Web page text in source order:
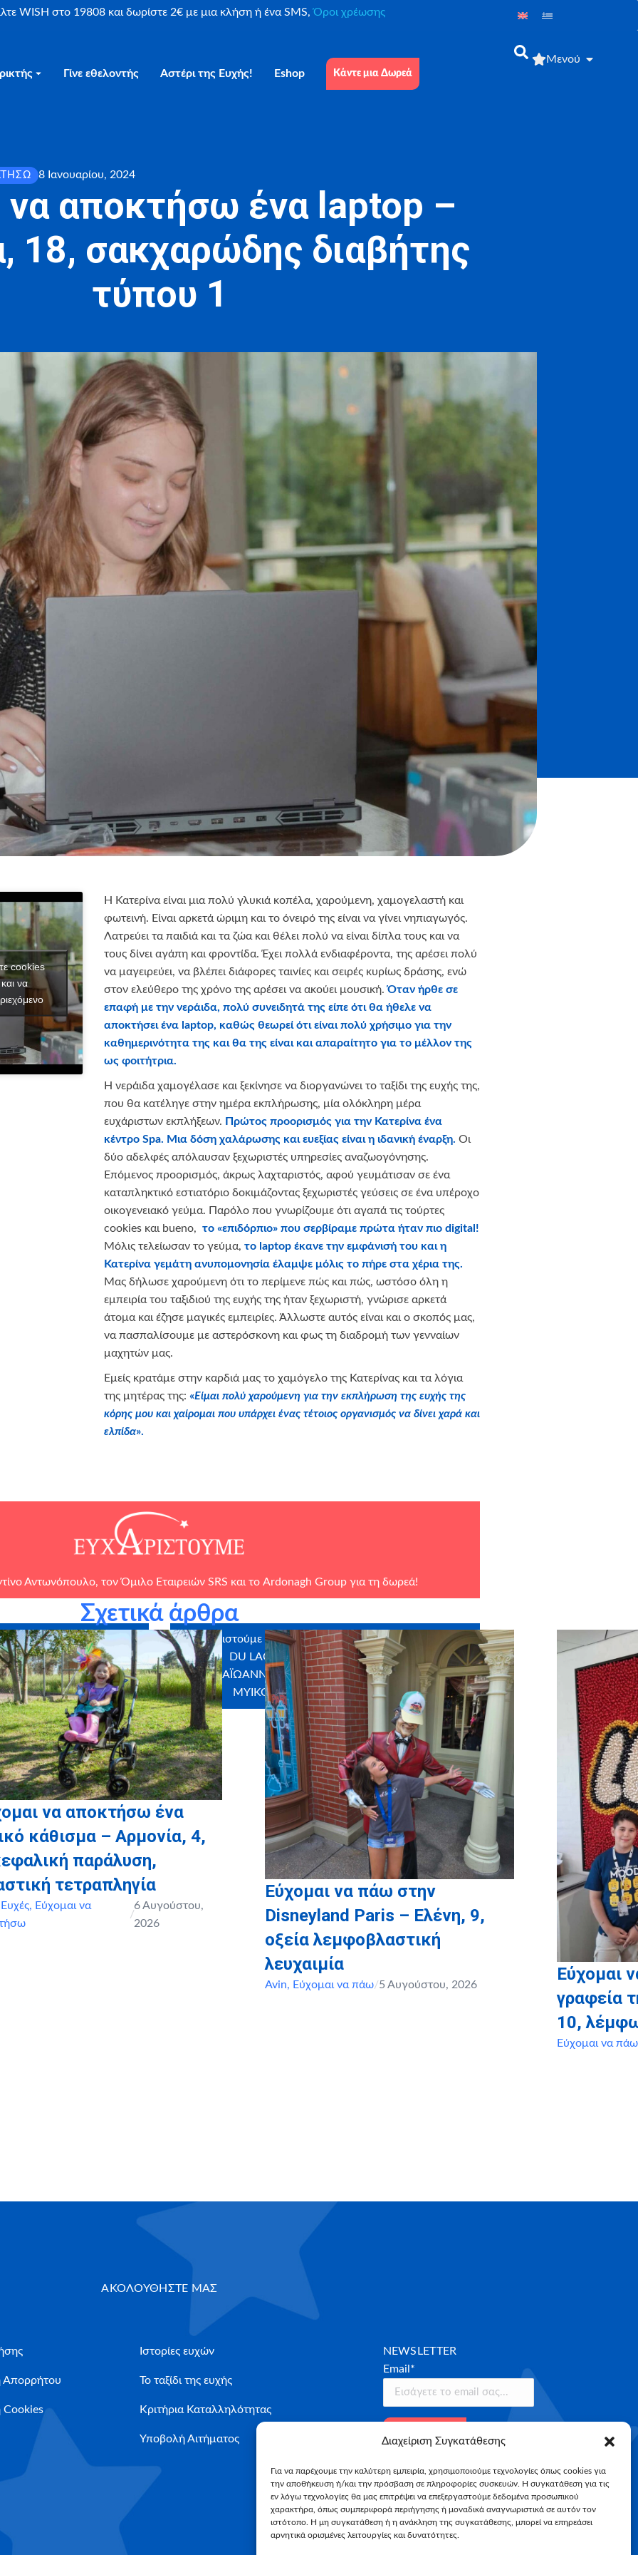
Διαχείριση Συγκατάθεσης
Για να παρέχουμε την καλύτερη εμπειρία, χρησιμοποιούμε τεχνολογίες όπως cookies για
την αποθήκευση ή/και την πρόσβαση σε πληροφορίες συσκευών. Η συγκατάθεση για τις
εν λόγω τεχνολογίες θα μας επιτρέψει να επεξεργαστούμε δεδομένα προσωπικού
χαρακτήρα, όπως συμπεριφορά περιήγησης ή μοναδικά αναγνωριστικά σε αυτόν τον
ιστότοπο. Η μη συγκατάθεση ή η ανάκληση της συγκατάθεσης, μπορεί να επηρεάσει
αρνητικά ορισμένες λειτουργίες και δυνατότητες.
WISH στο 19808 και δωρίστε 2€ με μια κλήση ή ένα SMS,Όροι χρέωσης
Γίνε εθελοντής Αστέρι της Ευχής! Eshop Κάντε μια Δωρεά
Μενού
8 Ιανουαρίου, 2024
να αποκτήσω ένα laptop –
18, σακχαρώδης διαβήτης
τύπου 1
cookies
να
Η Κατερίνα είναι μια πολύ γλυκιά κοπέλα, χαρούμενη, χαμογελαστή και
φωτεινή. Είναι αρκετά ώριμη και το όνειρό της είναι να γίνει νηπιαγωγός.
Λατρεύει τα παιδιά και τα ζώα και θέλει πολύ να είναι δίπλα τους και να
τους δίνει αγάπη και φροντίδα. Έχει πολλά ενδιαφέροντα, της αρέσει πολύ
να μαγειρεύει, να βλέπει διάφορες ταινίες και σειρές κυρίως δράσης, ενώ
στον ελεύθερο της χρόνο της αρέσει να ακούει μουσική. Όταν ήρθε σε
επαφή με την νεράιδα, πολύ συνειδητά της είπε ότι θα ήθελε να
αποκτήσει ένα laptop, καθώς θεωρεί ότι είναι πολύ χρήσιμο για την
καθημερινότητα της και θα της είναι και απαραίτητο για το μέλλον της
ως φοιτήτρια.
Η νεράιδα χαμογέλασε και ξεκίνησε να διοργανώνει το ταξίδι της ευχής της,
που θα κατέληγε στην ημέρα εκπλήρωσης, μία ολόκληρη μέρα
ευχάριστων εκπλήξεων. Πρώτος προορισμός για την Κατερίνα ένα
κέντρο Spa. Μια δόση χαλάρωσης και ευεξίας είναι η ιδανική έναρξη. Οι
δύο αδελφές απόλαυσαν ξεχωριστές υπηρεσίες αναζωογόνησης.
Επόμενος προορισμός, άκρως λαχταριστός, αφού γευμάτισαν σε ένα
καταπληκτικό εστιατόριο δοκιμάζοντας ξεχωριστές γεύσεις σε ένα υπέροχο
οικογενειακό γεύμα. Παρόλο που γνωρίζουμε ότι αγαπά τις τούρτες
cookies και bueno, το «επιδόρπιο» που σερβίραμε πρώτα ήταν πιο digital !
Μόλις τελείωσαν το γεύμα, το laptop έκανε την εμφάνισή του και η
Κατερίνα γεμάτη ανυπομονησία έλαμψε μόλις το πήρε στα χέρια της.
Μας δήλωσε χαρούμενη ότι το περίμενε πώς και πώς, ωστόσο όλη η
εμπειρία του ταξιδιού της ευχής της ήταν ξεχωριστή, γνώρισε αρκετά
άτομα και έζησε μαγικές εμπειρίες. Άλλωστε αυτός είναι και ο σκοπός μας,
να πασπαλίσουμε με αστερόσκονη και φως τη διαδρομή των γενναίων
μαχητών μας.
Εμείς κρατάμε στην καρδιά μας το χαμόγελο της Κατερίνας και τα λόγια
της μητέρας της: «Είμαι πολύ χαρούμενη για την εκπλήρωση της ευχής της
κόρης μου και χαίρομαι που υπάρχει ένας τέτοιος οργανισμός να δίνει χαρά και
ελπίδα».
Αντωνόπουλο, τονΌμιλο Εταιρειών SRS και το Ardonagh Groupγια τη δωρεά!
που έλαβαν μέρος
Κατερίνα Μανού, Ήβη
Ευχαριστούμε θερμά τους χορηγούς σε είδος: HOTEL
DU LAC, ΧΡΗΣΤΟΣ ΓΚΑΡΟΣ, ΒΥΡΩΝ
ΠΑΠΑΪΩΑΝΝΟΥ, SWEET WITH LOVE, BLUESOFT,
MYIKONA, ΡΑΔΙΟΤΑΞΙ ΙΩΑΝΝΙΝΩΝ
Σχετικά άρθρα
να αποκτήσω ένα
κάθισμα – Αρμονία, 4,
παράλυση,
τετραπληγία
Ευχές, Εύχομαι να
/
6 Αυγούστου,
2026
Εύχομαι να πάω στην
Disneyland Paris – Ελένη, 9,
οξεία λεμφοβλαστική
λευχαιμία
Avin, Εύχομαι να πάω/5 Αυγούστου, 2026
Εύχομαι
γραφεία
10,
Εύχομαι να πάω
ΑΚΟΛΟΥΘΗΣΤΕ ΜΑΣ
Απορρήτου
Cookies
Ιστορίες ευχών
Το ταξίδι της ευχής
Κριτήρια Καταλληλότητας
Υποβολή Αιτήματος
NEWSLETTER
Email*